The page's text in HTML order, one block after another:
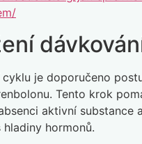
cyklu je doporučeno
Tento krok
aktivní substance
hladiny hormonů.